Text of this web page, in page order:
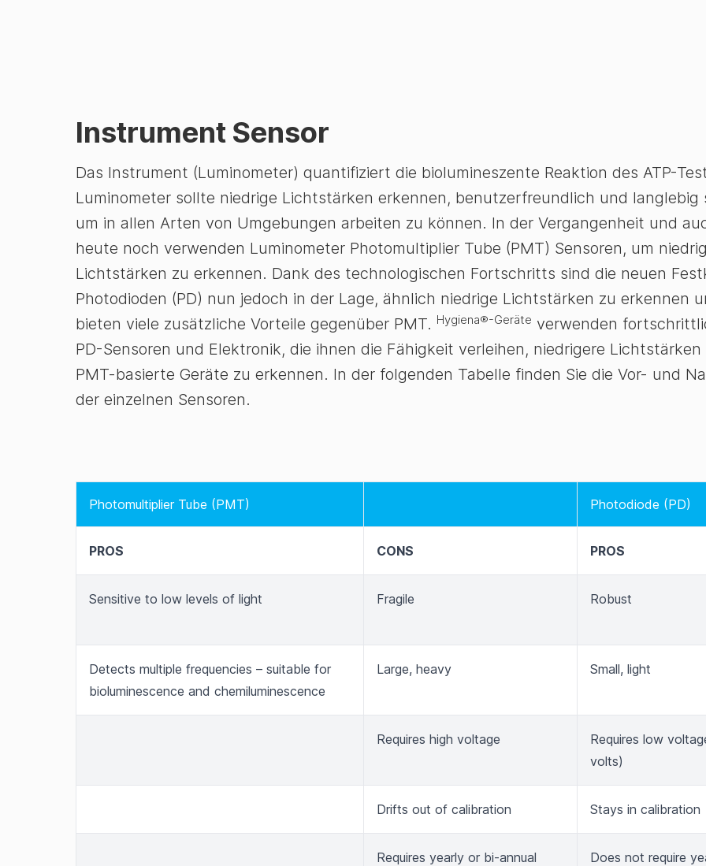
Instrument Sensor
Das Instrument (Luminometer) quantifiziert die biolumineszente Reaktion des ATP-
Luminometer sollte niedrige Lichtstärken erkennen, benutzerfreundlich und langlebig
um in allen Arten von Umgebungen arbeiten zu können. In der Vergangenheit und
heute noch verwenden Luminometer Photomultiplier Tube (PMT) Sensoren, um
Lichtstärken zu erkennen. Dank des technologischen Fortschritts sind die neuen
Photodioden (PD) nun jedoch in der Lage, ähnlich niedrige Lichtstärken zu erkennen
bieten viele zusätzliche Vorteile gegenüber PMT. Hygiena®-Geräte verwenden
PD-Sensoren und Elektronik, die ihnen die Fähigkeit verleihen, niedrigere Lichtstärken
PMT-basierte Geräte zu erkennen. In der folgenden Tabelle finden Sie die Vor- und
der einzelnen Sensoren.
Photomultiplier Tube (PMT) Photodiode (PD)
PROS CONS PROS
Sensitive to low levels of light Fragile Robust
Detects multiple frequencies – suitable for
bioluminescence and chemiluminescence
Large, heavy Small, light
Requires high voltage
Requires low
volts)
Drifts out of calibration Stays in calibration
Requires yearly or bi-annual
Does not require